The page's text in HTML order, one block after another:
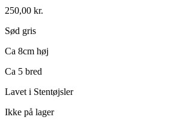
250,00 kr.
Sød gris
Ca 8cm høj
Ca 5 bred
Lavet i Stentøjsler
Ikke på lager